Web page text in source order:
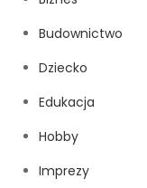
Budownictwo
Dziecko
Edukacja
Hobby
Imprezy